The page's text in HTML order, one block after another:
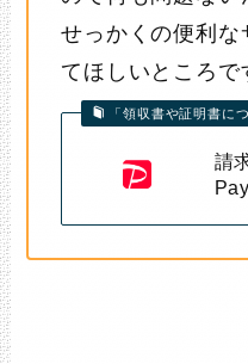
せっかくの便利な
てほしいところで
「領収書や証明書に
請